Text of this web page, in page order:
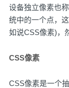
设备独立像素也
统中的一个点，
如说CSS像素)，
CSS像素
CSS像素是一个